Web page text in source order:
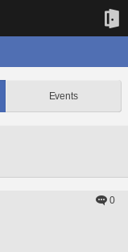
Events
0